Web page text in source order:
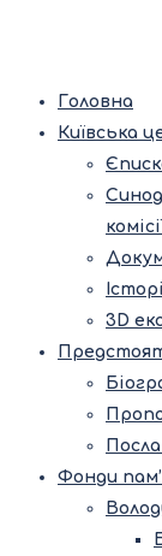
Головна
Київська
3D
Фонди